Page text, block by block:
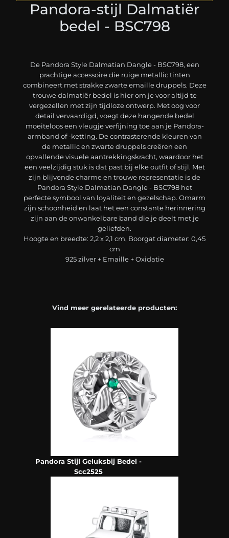
Pandora-stijl Dalmatiër
bedel - BSC798
De Pandora Style Dalmatian Dangle - BSC798, een
prachtige accessoire die ruige metallic tinten
combineert met strakke zwarte emaille druppels. Deze
trouwe dalmatiër bedel is hier om je voor altijd te
vergezellen met zijn tijdloze ontwerp. Met oog voor
detail vervaardigd, voegt deze hangende bedel
moeiteloos een vleugje verfijning toe aan je Pandora-
armband of -ketting. De contrasterende kleuren van
de metallic en zwarte druppels creëren een
opvallende visuele aantrekkingskracht, waardoor het
een veelzijdig stuk is dat past bij elke outfit of stijl. Met
zijn blijvende charme en trouwe representatie is de
Pandora Style Dalmatian Dangle - BSC798 het
perfecte symbool van loyaliteit en gezelschap. Omarm
zijn schoonheid en laat het een constante herinnering
zijn aan de onwankelbare band die je deelt met je
geliefden.
Hoogte en breedte: 2,2 x 2,1 cm, Boorgat diameter: 0,45
cm
925 zilver + Emaille + Oxidatie
Vind meer gerelateerde producten:
Pandora Stijl Geluksbij Bedel -
Scc2525